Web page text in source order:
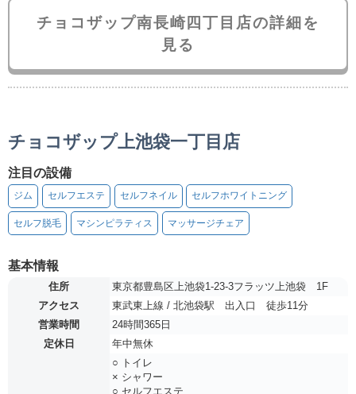
チョコザップ南長崎四丁目店の詳細を
見る
チョコザップ上池袋一丁目店
注目の設備
ジム セルフエステ セルフネイル セルフホワイトニング
セルフ脱毛 マシンピラティス マッサージチェア
基本情報
住所
東京都豊島区上池袋1-23-3フラッツ上池袋 1F
アクセス
東武東上線 / 北池袋駅 出入口 徒歩11分
営業時間
24時間365日
定休日
年中無休
○ トイレ
× シャワー
○ セルフエステ